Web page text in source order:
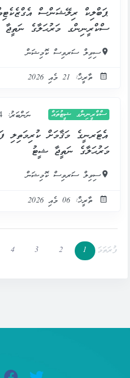
ޕަބްލިކް ރިލޭޝަންސް
ސްކްރީނިންގ މަރުޙަލާގެ
ސިވިލް ސަރވިސް ކޮމިޝަން
ތާރީޚް: 21 މެއި 2026
ސްކްރީނިންގ ޝީޓުތައް ނަންބަރު:
އެޓަރނީގެ މަޤާމަށް ކުރިމަތިލި
މަރުޙަލާގެ ނަތީޖާ ޝީޓު
ސިވިލް ސަރވިސް ކޮމިޝަން
ތާރީޚް: 06 މެއި 2026
ފުރަތަމަ 1
2
3
4